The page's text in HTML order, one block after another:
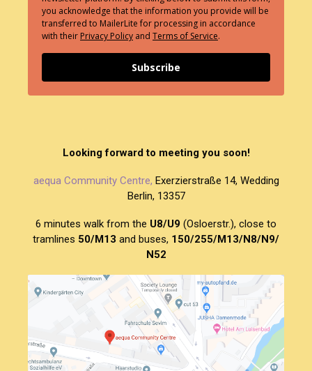
you acknowledge that the information you provide will be
transferred to MailerLite for processing in accordance
with their Privacy Policy and Terms of Service.
Subscribe
Looking forward to meeting you soon!
aequa Community Centre, Exerzierstraße 14, Wedding
Berlin, 13357
6 minutes walk from the U8/U9 (Osloerstr.), close to
tramlines 50/M13 and buses, 150/255/M13/N8/N9/
N52